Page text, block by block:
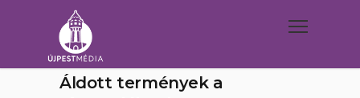
Áldott termények a